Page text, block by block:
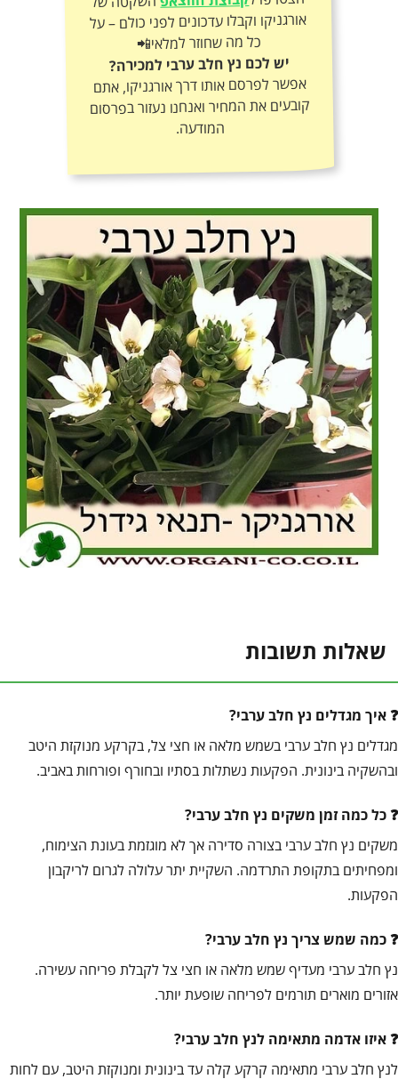
כל מה שחוזר למלאי📲
יש לכם נץ חלב ערבי למכירה?
אפשר לפרסם אותו דרך אורגניקו, אתם
קובעים את המחיר ואנחנו נעזור בפרסום
המודעה.
שאלות תשובות
איך מגדלים נץ חלב ערבי?
מגדלים נץ חלב ערבי בשמש מלאה או חצי צל, בקרקע מנוקזת היטב
ובהשקיה בינונית. הפקעות נשתלות בסתיו ובחורף ופורחות באביב.
כל כמה זמן משקים נץ חלב ערבי?
משקים נץ חלב ערבי בצורה סדירה אך לא מוגזמת בעונת הצימוח,
ומפחיתים בתקופת התרדמה. השקיית יתר עלולה לגרום לריקבון
הפקעות.
כמה שמש צריך נץ חלב ערבי?
נץ חלב ערבי מעדיף שמש מלאה או חצי צל לקבלת פריחה עשירה.
אזורים מוארים תורמים לפריחה שופעת יותר.
איזו אדמה מתאימה לנץ חלב ערבי?
לנץ חלב ערבי מתאימה קרקע קלה עד בינונית ומנוקזת היטב, עם לחות